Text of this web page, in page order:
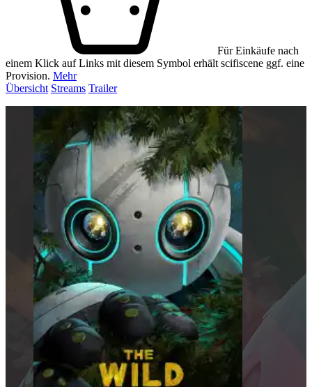
Für Einkäufe nach
einem Klick auf Links mit diesem Symbol erhält scifiscene ggf. eine
Provision. Mehr
Übersicht Streams Trailer